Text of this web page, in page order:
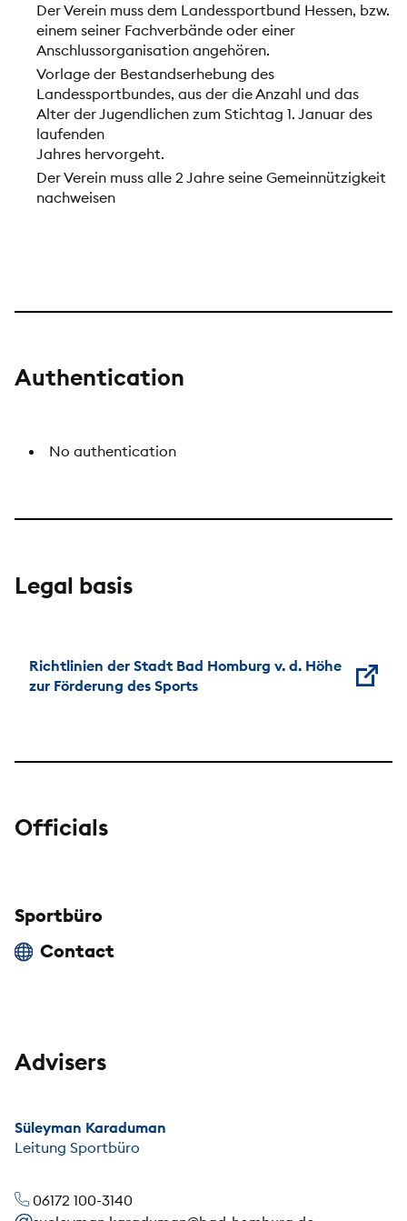
Der Verein muss dem Landessportbund Hessen, bzw.
einem seiner Fachverbände oder einer
Anschlussorganisation angehören.
Vorlage der Bestandserhebung des
Landessportbundes, aus der die Anzahl und das
Alter der Jugendlichen zum Stichtag 1. Januar des
laufenden
Jahres hervorgeht.
Der Verein muss alle 2 Jahre seine Gemeinnützigkeit
nachweisen
Authentication
No authentication
Legal basis
Richtlinien der Stadt Bad Homburg v. d. Höhe
zur Förderung des Sports
Officials
Sportbüro
Contact
Advisers
Süleyman Karaduman
Leitung Sportbüro
06172 100-3140